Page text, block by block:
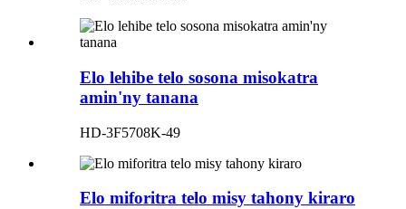
Elo lehibe telo sosona misokatra
amin'ny tanana
HD-3F5708K-49
Elo miforitra telo misy tahony kiraro